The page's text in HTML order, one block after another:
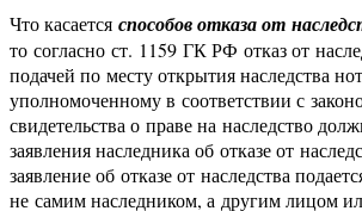
Что касается способов отказа от
то согласно ст. 1159 ГК РФ отказ от
подачей по месту открытия наследства
уполномоченному в соответствии с
свидетельства о праве на наследство
заявления наследника об отказе от
заявление об отказе от наследства
не самим наследником, а другим лицом